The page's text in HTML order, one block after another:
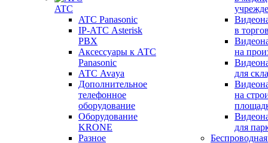
ATC
ATC Panasonic
IP-АТС Asterisk
PBX
Аксессуары к АТС
Panasonic
АТС Avaya
Дополнительное
телефонное
оборудование
Оборудование
KRONE
Разное
в
на
для
на
для